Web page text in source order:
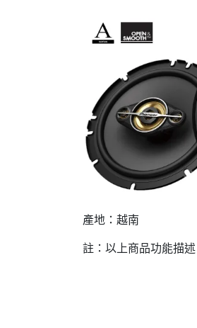
產地：越南
註：以上商品功能描